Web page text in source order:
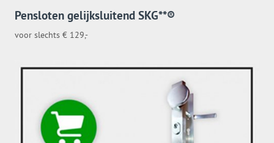
Pensloten gelijksluitend SKG**®
voor slechts € 129,-